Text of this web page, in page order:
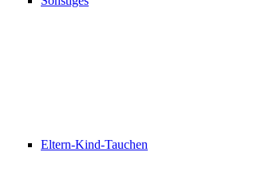
Eltern-Kind-Tauchen